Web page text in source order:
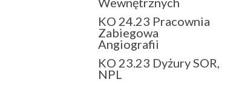
KO 24.23 Pracownia
Zabiegowa
Angiografii
KO 23.23 Dyżury SOR,
NPL